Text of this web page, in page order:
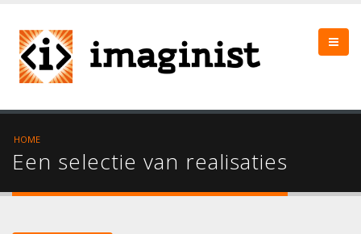
HOME
Een selectie van realisaties